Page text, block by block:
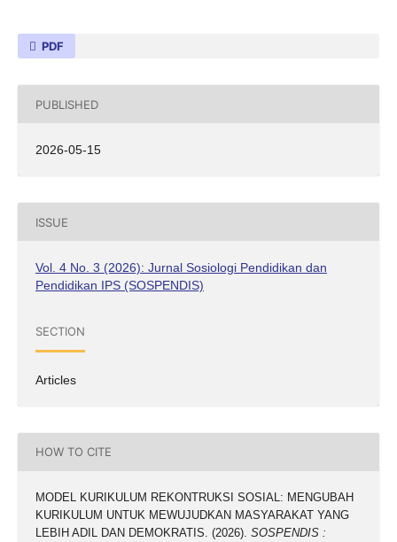
PDF
PUBLISHED
2026-05-15
ISSUE
Vol. 4 No. 3 (2026): Jurnal Sosiologi Pendidikan dan
Pendidikan IPS (SOSPENDIS)
SECTION
Articles
HOW TO CITE
MODEL KURIKULUM REKONTRUKSI SOSIAL: MENGUBAH
KURIKULUM UNTUK MEWUJUDKAN MASYARAKAT YANG
LEBIH ADIL DAN DEMOKRATIS. (2026). SOSPENDIS :